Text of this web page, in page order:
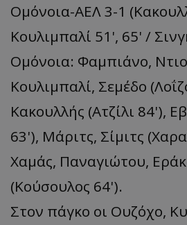
Ομόνοια-ΑΕΛ 3-1
Κουλιμπαλί 51', 65' /
Ομόνοια: Φαμπιάνο,
Κουλιμπαλί, Σεμέδο
Κακουλλής (Ατζίλι 84'),
63'), Μάριτς, Σίμιτς
Χαμάς, Παναγιώτου,
(Κούσουλος 64').
Στον πάγκο οι Ουζόχο,